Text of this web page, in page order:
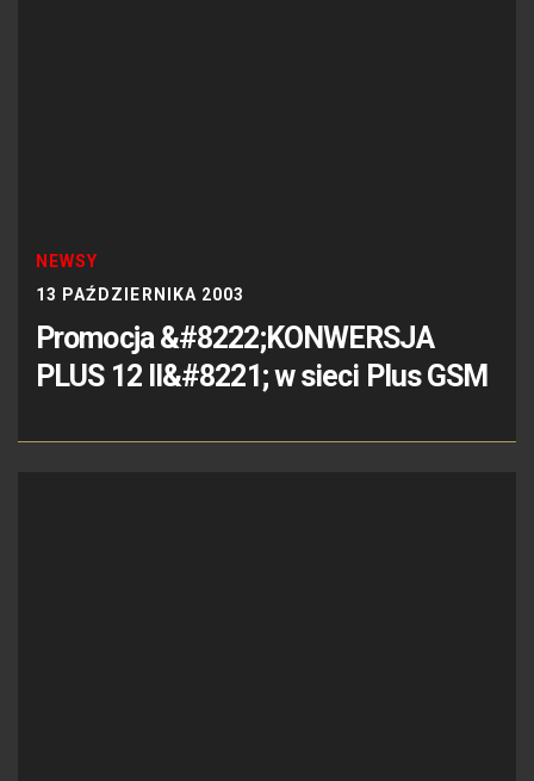
NEWSY
13 PAŹDZIERNIKA 2003
Promocja &#8222;KONWERSJA
PLUS 12 II&#8221; w sieci Plus GSM